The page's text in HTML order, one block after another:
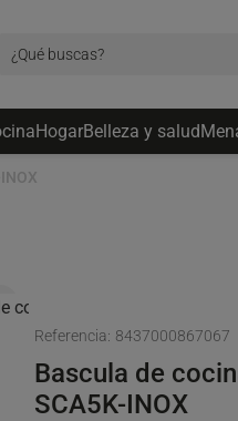
HogarBelleza y salud
Referencia: 8437000867067
Bascula de
SCA5K-INOX